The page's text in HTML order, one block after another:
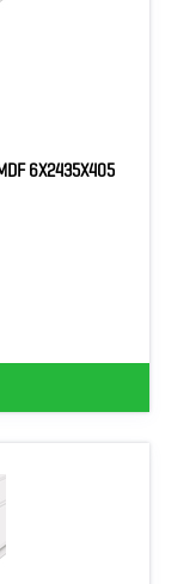
6X2435X405